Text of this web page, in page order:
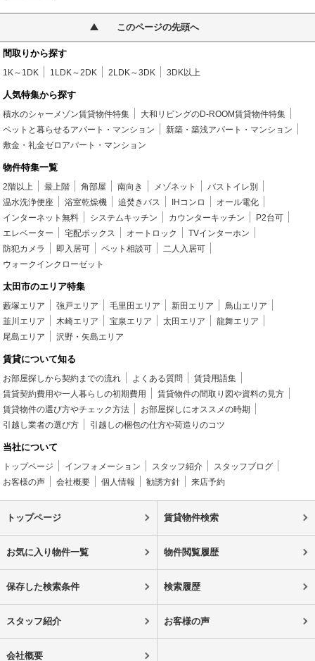
このページの先頭へ
間取りから探す
1K～1DK 1LDK～2DK 2LDK～3DK 3DK以上
人気特集から探す
積水のシャーメゾン賃貸物件特集
大和リビングのD-ROOM賃貸物件特集
ペットと暮らせるアパート・マンション
新築・築浅アパート・マンション
敷金・礼金ゼロアパート・マンション
物件特集一覧
2階以上 最上階 角部屋 南向き メゾネット
バストイレ別
温水洗浄便座
浴室乾燥機 追焚きバス IHコンロ
オール電化
インターネット無料
システムキッチン カウンターキッチン
P2台可
エレベーター
宅配ボックス オートロック
TVインターホン
防犯カメラ
即入居可 ペット相談可
二人入居可
ウォークインクローゼット
太田市のエリア特集
藪塚エリア 強戸エリア 毛里田エリア 新田エリア
鳥山エリア
韮川エリア
木崎エリア 宝泉エリア 太田エリア
龍舞エリア
尾島エリア
沢野・矢島エリア
賃貸について知る
お部屋探しから契約までの流れ よくある質問
賃貸用語集
賃貸契約費用や一人暮らしの初期費用
賃貸物件の間取り図や資料の見方
賃貸物件の選び方やチェック方法
お部屋探しにオススメの時期
引越し業者の選び方
引越しの梱包の仕方や荷造りのコツ
当社について
トップページ インフォメーション スタッフ紹介
スタッフブログ
お客様の声
会社概要 個人情報 勧誘方針 来店予約
トップページ 賃貸物件検索
お気に入り物件一覧 物件閲覧履歴
保存した検索条件 検索履歴
スタッフ紹介 お客様の声
会社概要